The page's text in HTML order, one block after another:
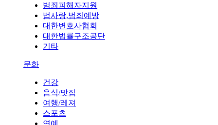
범죄피해자지원
법사랑,범죄예방
대한변호사협회
대한법률구조공단
기타
문화
건강
음식/맛집
여행/레져
스포츠
연예